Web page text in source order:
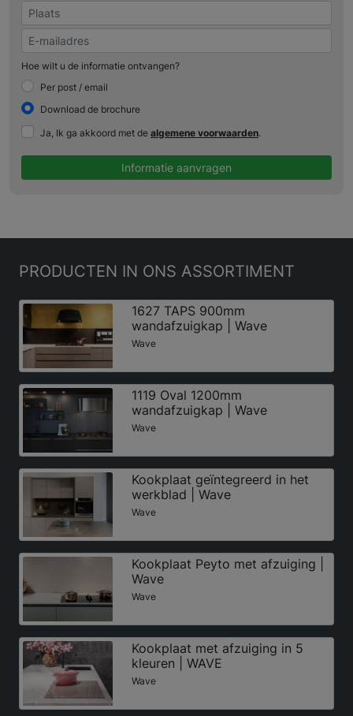
Hoe wilt u de informatie ontvangen?
Per post / email
Download de brochure
Ja, Ik ga akkoord met de algemene voorwaarden.
Informatie aanvragen
PRODUCTEN IN ONS ASSORTIMENT
1627 TAPS 900mm
wandafzuigkap | Wave
Wave
1119 Oval 1200mm
wandafzuigkap | Wave
Wave
Kookplaat geïntegreerd in het
werkblad | Wave
Wave
Kookplaat Peyto met afzuiging |
Wave
Wave
Kookplaat met afzuiging in 5
kleuren | WAVE
Wave